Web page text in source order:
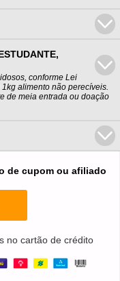
conforme Lei
alimento não perecíveis.
de meia entrada ou doação
de cupom ou afiliado
no cartão de crédito